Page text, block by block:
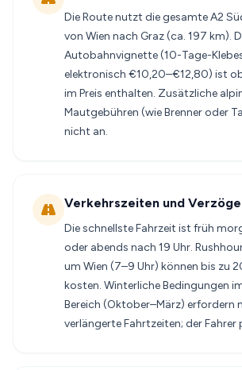
Die Route nutzt die gesamte A2
von Wien nach Graz (ca. 197 km).
Autobahnvignette (10-Tage-
elektronisch €10,20–€12,80) ist
im Preis enthalten. Zusätzliche
Mautgebühren (wie Brenner oder
nicht an.
Verkehrszeiten und
Die schnellste Fahrzeit ist früh
oder abends nach 19 Uhr.
um Wien (7–9 Uhr) können bis zu
kosten. Winterliche Bedingungen
Bereich (Oktober–März) erfordern
verlängerte Fahrtzeiten; der Fahrer